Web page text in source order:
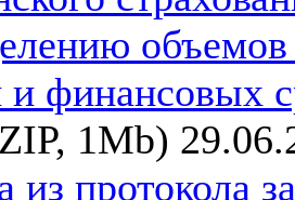
финансовых
1Mb)
из протокола